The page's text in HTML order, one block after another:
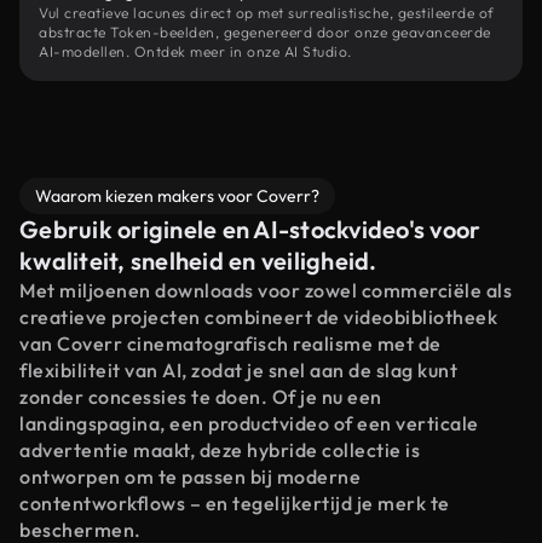
Vul creatieve lacunes direct op met surrealistische, gestileerde of
abstracte Token-beelden, gegenereerd door onze geavanceerde
AI-modellen. Ontdek meer in onze AI Studio.
Waarom kiezen makers voor Coverr?
Gebruik originele en AI-stockvideo's voor
kwaliteit, snelheid en veiligheid.
Met miljoenen downloads voor zowel commerciële als
creatieve projecten combineert de videobibliotheek
van Coverr cinematografisch realisme met de
flexibiliteit van AI, zodat je snel aan de slag kunt
zonder concessies te doen. Of je nu een
landingspagina, een productvideo of een verticale
advertentie maakt, deze hybride collectie is
ontworpen om te passen bij moderne
contentworkflows – en tegelijkertijd je merk te
beschermen.